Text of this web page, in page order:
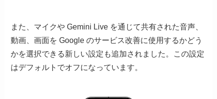
また、マイクや Gemini Live を通じて共有された音声、
動画、画面を Google のサービス改善に使用するかどう
かを選択できる新しい設定も追加されました。この設定
はデフォルトでオフになっています。